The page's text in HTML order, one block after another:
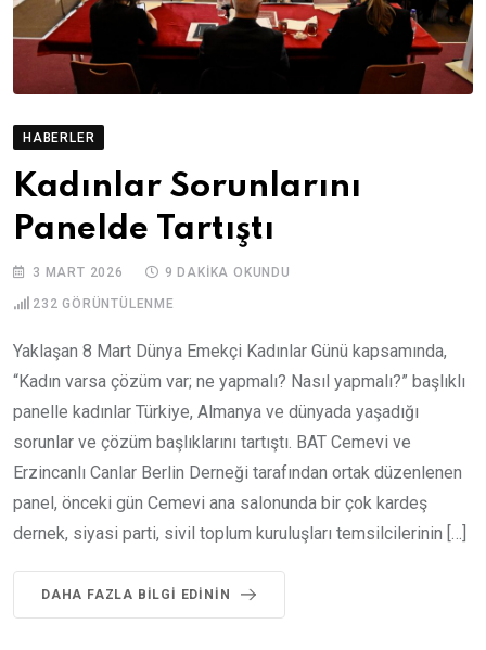
HABERLER
Kadınlar Sorunlarını
Panelde Tartıştı
3 MART 2026 9 DAKIKA OKUNDU
232 GÖRÜNTÜLENME
Yaklaşan 8 Mart Dünya Emekçi Kadınlar Günü kapsamında,
“Kadın varsa çözüm var; ne yapmalı? Nasıl yapmalı?” başlıklı
panelle kadınlar Türkiye, Almanya ve dünyada yaşadığı
sorunlar ve çözüm başlıklarını tartıştı. BAT Cemevi ve
Erzincanlı Canlar Berlin Derneği tarafından ortak düzenlenen
panel, önceki gün Cemevi ana salonunda bir çok kardeş
dernek, siyasi parti, sivil toplum kuruluşları temsilcilerinin […]
DAHA FAZLA BILGI EDININ